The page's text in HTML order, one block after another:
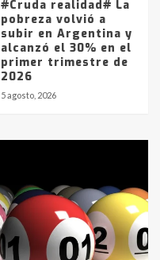
#Cruda realidad# La
pobreza volvió a
subir en Argentina y
alcanzó el 30% en el
primer trimestre de
2026
5 agosto, 2026